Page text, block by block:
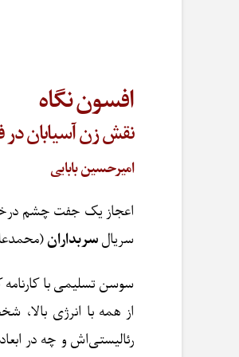
افسون نگاه
نقش زن آسیابان در
امیرحسین بابایی
اعجاز یک جفت چشم
سریال سربداران(محمدعلی نجفی/ 1364) از قدرت بازیگری سخن
سوسن تسلیمی با
از همه با انرژی بالا،
رئالیستی‌اش و چه در